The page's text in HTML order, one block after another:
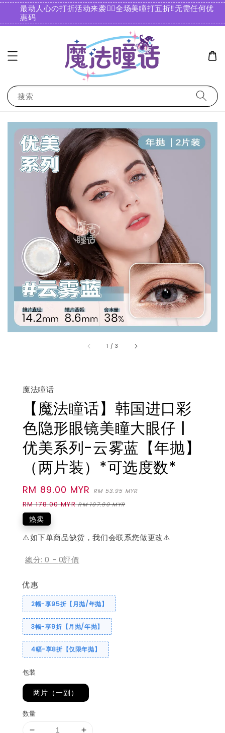
最动人心の打折活动来袭❤️‍🔥全场美瞳打五折‼️无需任何优
惠码️
搜索
1 /3
魔法瞳话
【魔法瞳话】韩国进口彩
色隐形眼镜美瞳大眼仔 |
优美系列-云雾蓝【年抛】
（两片装）*可选度数*
Sale
price
RM 89.00 MYR RM 53.95 MYR
RM 178.00 MYR RM 107.90 MYR
热卖
⚠️如下单商品缺货，我们会联系您做更改⚠️
總分:0 - 0評價
优惠
2幅-享95折【月抛/年抛】
3幅-享9折【月抛/年抛】
4幅-享8折【仅限年抛】
包装
两片（一副）
数量